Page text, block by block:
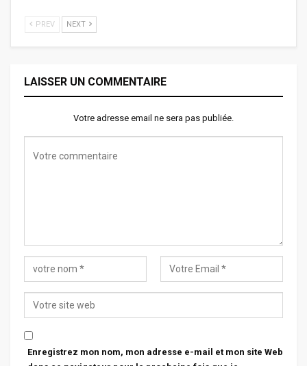
PREV NEXT
LAISSER UN COMMENTAIRE
Votre adresse email ne sera pas publiée.
Enregistrez mon nom, mon adresse e-mail et mon site Web